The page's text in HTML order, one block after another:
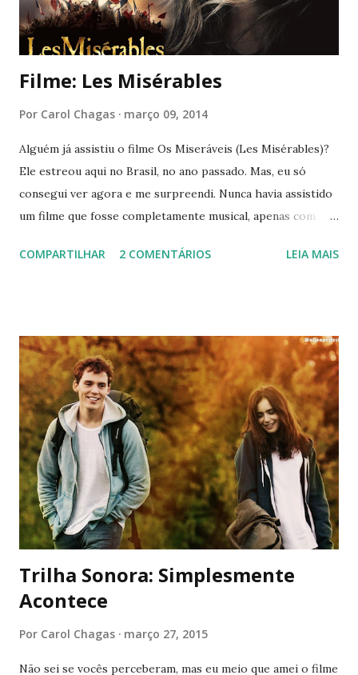
Filme: Les Misérables
Por Carol Chagas março 09, 2014
Alguém já assistiu o filme Os Miseráveis (Les Misérables)?
Ele estreou aqui no Brasil, no ano passado. Mas, eu só
consegui ver agora e me surpreendi. Nunca havia assistido
um filme que fosse completamente musical, apenas com
Rock, Grease, Footloose). Com um elenco invejável: Hugh
encantadoras. O cenário e a fotografia são deslumbrantes,
tanto que eu assisti pelo computador e ainda assim,
mergulhei na história. Sinopse: Adaptação de musical da
Broadway, que por sua vez foi inspirado em clássica obra do
escritor Victor Hugo. A história se passa em plena
Revolução Francesa do século XIX. Jean Valjean (Hugh
Jackman) rouba um pão para alimentar a irmã mais nova e
acaba sendo preso por isso. Solto tempos depois, ele
tentará recomeçar sua vida e se redimir. Ao mesmo tempo...
COMPARTILHAR 2 COMENTÁRIOS LEIA MAIS
Trilha Sonora: Simplesmente
Acontece
Por Carol Chagas março 27, 2015
Não sei se vocês perceberam, mas eu meio que amei o filme